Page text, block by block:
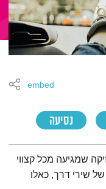
נסיעה
embed
שמגיעה מכל קצווי
שירי דרך, כאלו